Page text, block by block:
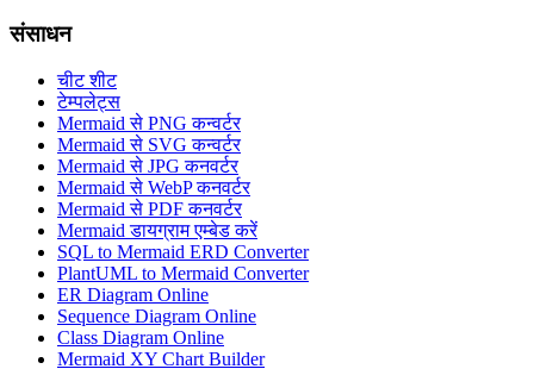
संसाधन
चीट शीट
टेम्पलेट्स
Mermaid से PNG कन्वर्टर
Mermaid से SVG कन्वर्टर
Mermaid से JPG कनवर्टर
Mermaid से WebP कनवर्टर
Mermaid से PDF कनवर्टर
Mermaid डायग्राम एम्बेड करें
SQL to Mermaid ERD Converter
PlantUML to Mermaid Converter
ER Diagram Online
Sequence Diagram Online
Class Diagram Online
Mermaid XY Chart Builder